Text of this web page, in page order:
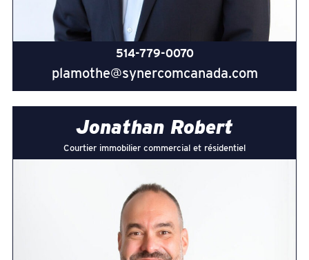
514-779-0070
plamothe@synercomcanada.com
Jonathan Robert
Courtier immobilier commercial et résidentiel